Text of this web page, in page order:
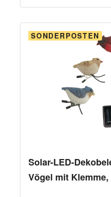
SONDERPOSTEN
Solar-LED-
Vögel mit Klemme,